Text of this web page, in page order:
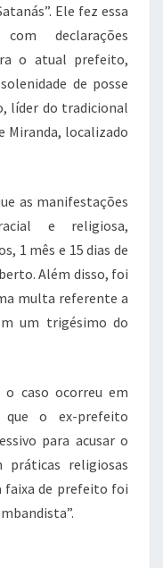
Ele fez essa
declarações
o atual prefeito,
de posse
líder do tradicional
Miranda, localizado
as manifestações
e religiosa,
1 mês e 15 dias de
Além disso, foi
multa referente a
um trigésimo do
o caso ocorreu em
o ex-prefeito
para acusar o
práticas religiosas
faixa de prefeito foi